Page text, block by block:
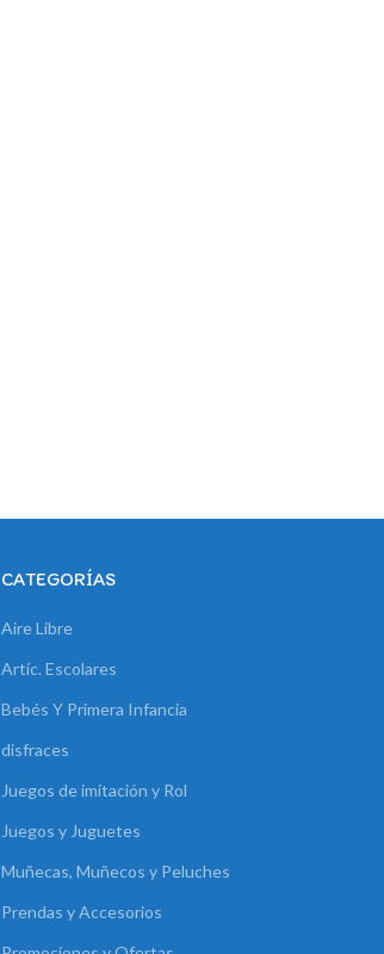
CATEGORÍAS
Aire Libre
Artíc. Escolares
Bebés Y Primera Infancia
disfraces
Juegos de imitación y Rol
Juegos y Juguetes
Muñecas, Muñecos y Peluches
Prendas y Accesorios